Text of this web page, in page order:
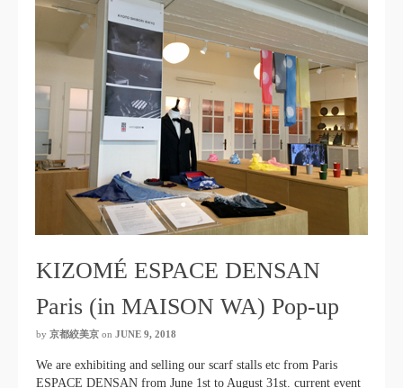
KIZOMÉ ESPACE DENSAN
Paris (in MAISON WA) Pop-up
by 京都絞美京 on JUNE 9, 2018
We are exhibiting and selling our scarf stalls etc from Paris
ESPACE DENSAN from June 1st to August 31st. current event